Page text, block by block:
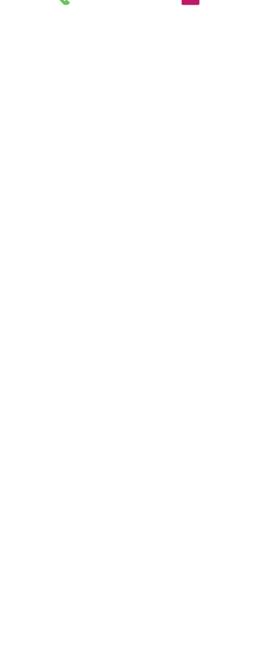
façades de Potemkine.